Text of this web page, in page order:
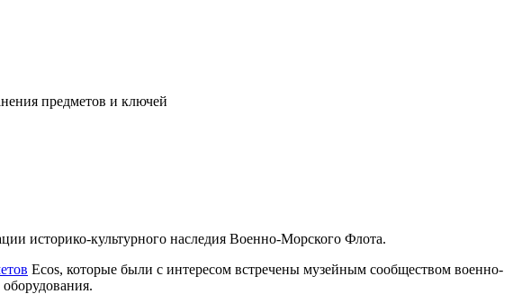
историко-культурного наследия Военно-Морского Флота.
Ecos, которые были с интересом встречены музейным сообществом военно-